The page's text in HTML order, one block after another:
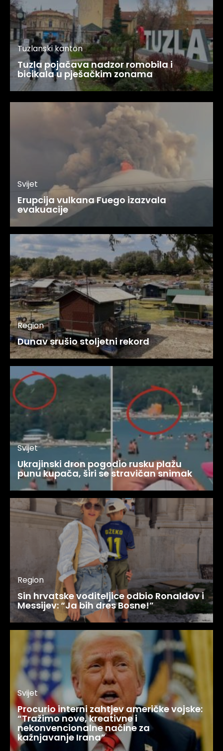
Tuzlanski kanton
Tuzla pojačava nadzor romobila i
bicikala u pješačkim zonama
Svijet
Erupcija vulkana Fuego izazvala
evakuacije
Region
Dunav srušio stoljetni rekord
Svijet
Ukrajinski dron pogodio rusku plažu
punu kupača, širi se stravičan snimak
Region
Sin hrvatske voditeljice odbio Ronaldov i
Messijev: “Ja bih dres Bosne!”
Svijet
Procurio interni zahtjev američke vojske:
“Tražimo nove, kreativne i
nekonvencionalne načine za
kažnjavanje Irana”